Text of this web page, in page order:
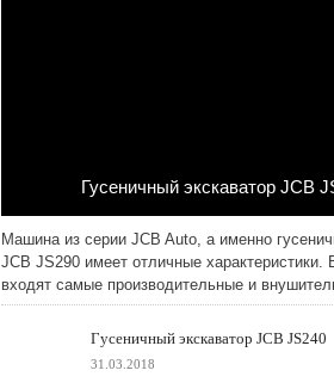
Гусеничный экскаватор JCB
05.05.2018
Машина из серии JCB Auto, а именно
JCB JS290 имеет отличные характеристики.
входят самые производительные и
Гусеничный экскаватор JCB JS240
31.03.2018